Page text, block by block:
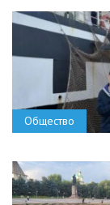
Общество